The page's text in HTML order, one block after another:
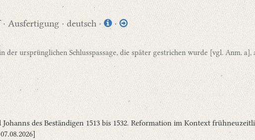
Ausfertigung · deutsch · ·
der ursprünglichen Schlusspassage, die später gestrichen wurde [vgl. Anm. a],
des Beständigen 1513 bis 1532. Reformation im Kontext